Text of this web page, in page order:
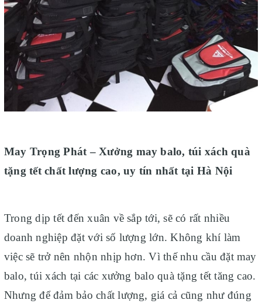
May Trọng Phát – Xưởng may balo, túi xách quà
tặng tết chất lượng cao, uy tín nhất tại Hà Nội
Trong dịp tết đến xuân về sắp tới, sẽ có rất nhiều
doanh nghiệp đặt với số lượng lớn. Không khí làm
việc sẽ trở nên nhộn nhịp hơn. Vì thế nhu cầu đặt may
balo, túi xách tại các xưởng balo quà tặng tết tăng cao.
Nhưng để đảm bảo chất lượng, giá cả cũng như đúng